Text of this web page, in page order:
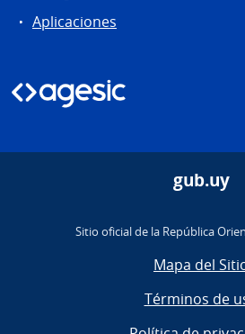
Aplicaciones
gub.uy
Sitio oficial de la República
Mapa del
Términos de